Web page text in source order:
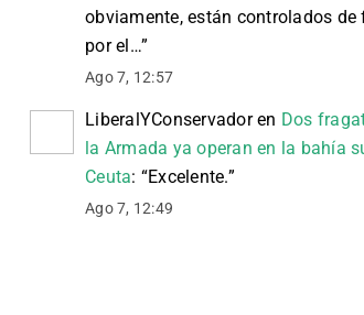
obviamente, están controlados de
por el…”
Ago 7, 12:57
LiberalYConservadoren Dos
la Armada ya operan en la bahía
Ceuta: “Excelente.”
Ago 7, 12:49